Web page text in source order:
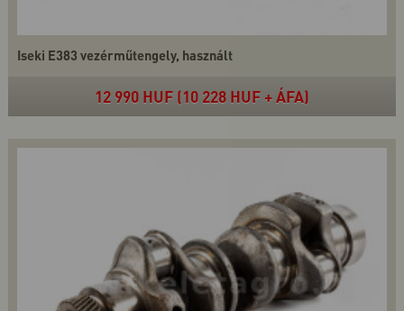
Iseki E383 vezérműtengely, használt
12 990 HUF (10 228 HUF + ÁFA)